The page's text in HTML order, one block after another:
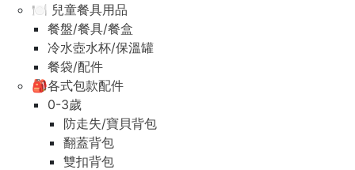
🍽️ 兒童餐具用品
餐盤/餐具/餐盒
冷水壺水杯/保溫罐
餐袋/配件
🎒各式包款配件
0-3歲
防走失/寶貝背包
翻蓋背包
雙扣背包